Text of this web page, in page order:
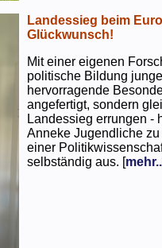
Landessieg beim
Glückwunsch!
Mit einer eigenen
politische Bildung
hervorragende
angefertigt, sondern
Landessieg errungen -
Anneke Jugendliche
einer
selbständig aus. [mehr..